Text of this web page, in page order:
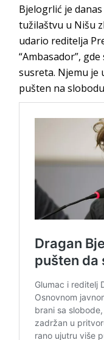
Bjelogrlić je
tužilaštvu u Nišu
udario reditelja
“Ambasador”,
susreta. Njemu je
pušten na